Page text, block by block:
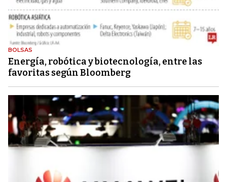
BOLSAS
Energía, robótica y biotecnología, entre las
favoritas según Bloomberg